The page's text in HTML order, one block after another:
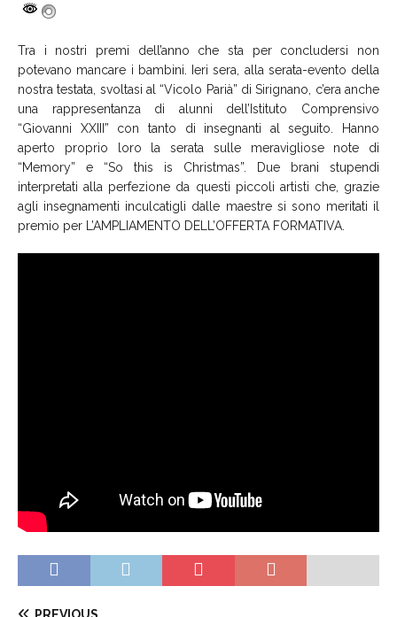
Tra i nostri premi dell’anno che sta per concludersi non
potevano mancare i bambini. Ieri sera, alla serata-evento della
nostra testata, svoltasi al “Vicolo Parià” di Sirignano, c’era anche
una rappresentanza di alunni dell’Istituto Comprensivo
“Giovanni XXIII” con tanto di insegnanti al seguito. Hanno
aperto proprio loro la serata sulle meravigliose note di
“Memory” e “So this is Christmas”. Due brani stupendi
interpretati alla perfezione da questi piccoli artisti che, grazie
agli insegnamenti inculcatigli dalle maestre si sono meritati il
premio per L’AMPLIAMENTO DELL’OFFERTA FORMATIVA.
PREVIOUS